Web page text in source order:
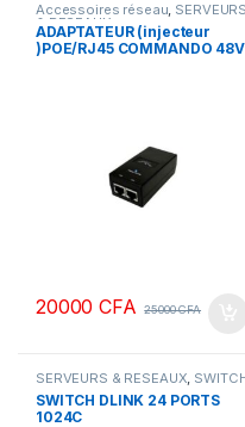
Accessoires réseau, SERVEURS
& RESEAUX
ADAPTATEUR (injecteur
)POE/RJ45 COMMANDO 48V
20000CFA 25000CFA
SERVEURS & RESEAUX,
DLINK
SWITCH DLINK 24 PORTS
1024C